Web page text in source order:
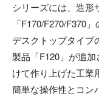
シリーズには、造形
「F170/F270/F370
デスクトップタイプ
製品「F120」が追
けて作り上げた工業
簡単な操作性とコン